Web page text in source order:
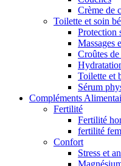
Crème de
Toilette et soin
Protection
Massages
Croûtes
Toilette et
Sérum
Compléments
Fertilité
Fertilité
fertilité
Confort
Stress et